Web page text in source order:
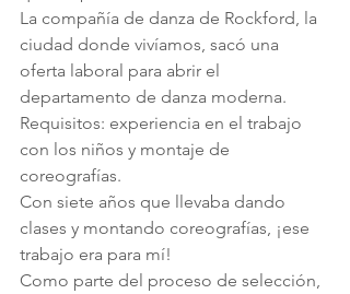
La compañía de danza de Rockford, la
ciudad donde vivíamos, sacó una
oferta laboral para abrir el
departamento de danza moderna.
Requisitos: experiencia en el trabajo
con los niños y montaje de
coreografías.
Con siete años que llevaba dando
clases y montando coreografías, ¡ese
trabajo era para mí!
Como parte del proceso de selección,